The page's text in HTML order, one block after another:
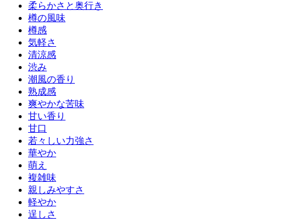
柔らかさと奥行き
樽の風味
樽感
気軽さ
清涼感
渋み
潮風の香り
熟成感
爽やかな苦味
甘い香り
甘口
若々しい力強さ
華やか
萌え
複雑味
親しみやすさ
軽やか
逞しさ